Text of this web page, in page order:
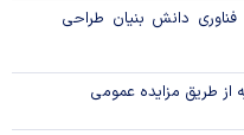
دانش بنیان طراحی
از طریق مزایده عمومی